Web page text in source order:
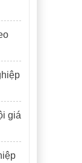
giá